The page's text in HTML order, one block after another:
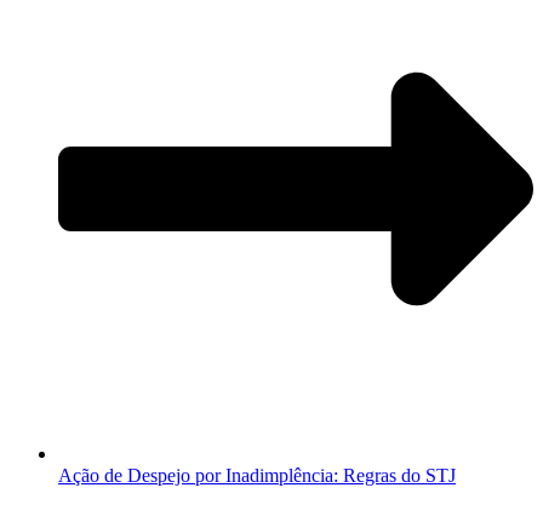
Ação de Despejo por Inadimplência: Regras do STJ